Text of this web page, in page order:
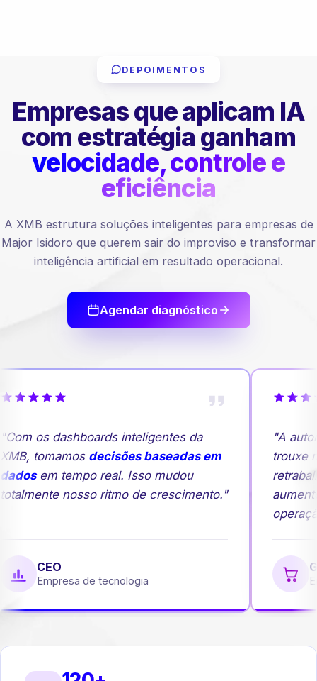
DEPOIMENTOS
Empresas que aplicam IA
com estratégia ganham
velocidade, controle e
eficiência
A XMB estrutura soluções inteligentes para empresas de
Major Isidoro que querem sair do improviso e transformar
inteligência artificial em resultado operacional.
Agendar diagnóstico
os dashboards inteligentes da
tomamosdecisões baseadas em
em tempo real. Isso mudou
nosso ritmo de crescimento."
CEO
Empresa de tecnologia
"A
trouxe